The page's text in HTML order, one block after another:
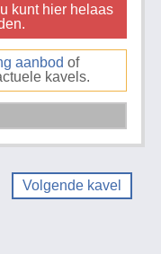
kunt hier helaas
aanbod of
kavels.
Volgende kavel